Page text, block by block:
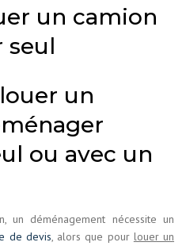
un camion
seul
un
ou avec un
un déménagement nécessite un
de devis, alors que pour louer un